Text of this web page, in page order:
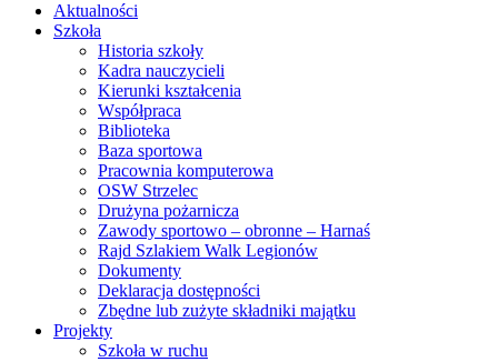
Aktualności
Szkoła
Historia szkoły
Kadra nauczycieli
Kierunki kształcenia
Współpraca
Biblioteka
Baza sportowa
Pracownia komputerowa
OSW Strzelec
Drużyna pożarnicza
Zawody sportowo – obronne – Harnaś
Rajd Szlakiem Walk Legionów
Dokumenty
Deklaracja dostępności
Zbędne lub zużyte składniki majątku
Projekty
Szkoła w ruchu